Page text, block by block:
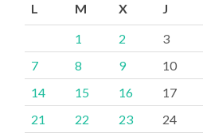
entradas
L
M X J
1 2 3
7
8 9 10
14
15 16 17
21
22 23 24